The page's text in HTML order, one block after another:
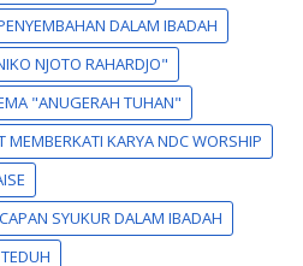
DALAM IBADAH
NJOTO RAHARDJO"
"ANUGERAH TUHAN"
KARYA NDC WORSHIP
SYUKUR DALAM IBADAH